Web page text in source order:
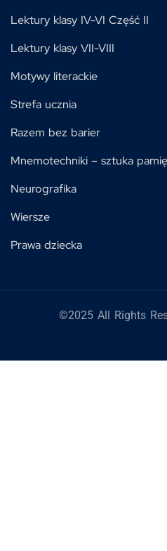
Lektury klasy IV-VI Część II
Lektury klasy VII-VIII
Motywy literackie
Strefa ucznia
Razem bez barier
Mnemotechniki – sztuka
Neurografika
Wiersze
Prawa dziecka
©2025 All Rights